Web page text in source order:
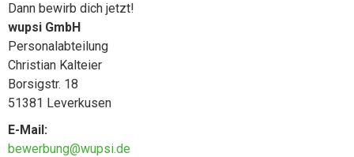
Dann bewirb dich jetzt!
wupsi GmbH
Personalabteilung
Christian Kalteier
Borsigstr. 18
51381 Leverkusen
E-Mail:
bewerbung@wupsi.de